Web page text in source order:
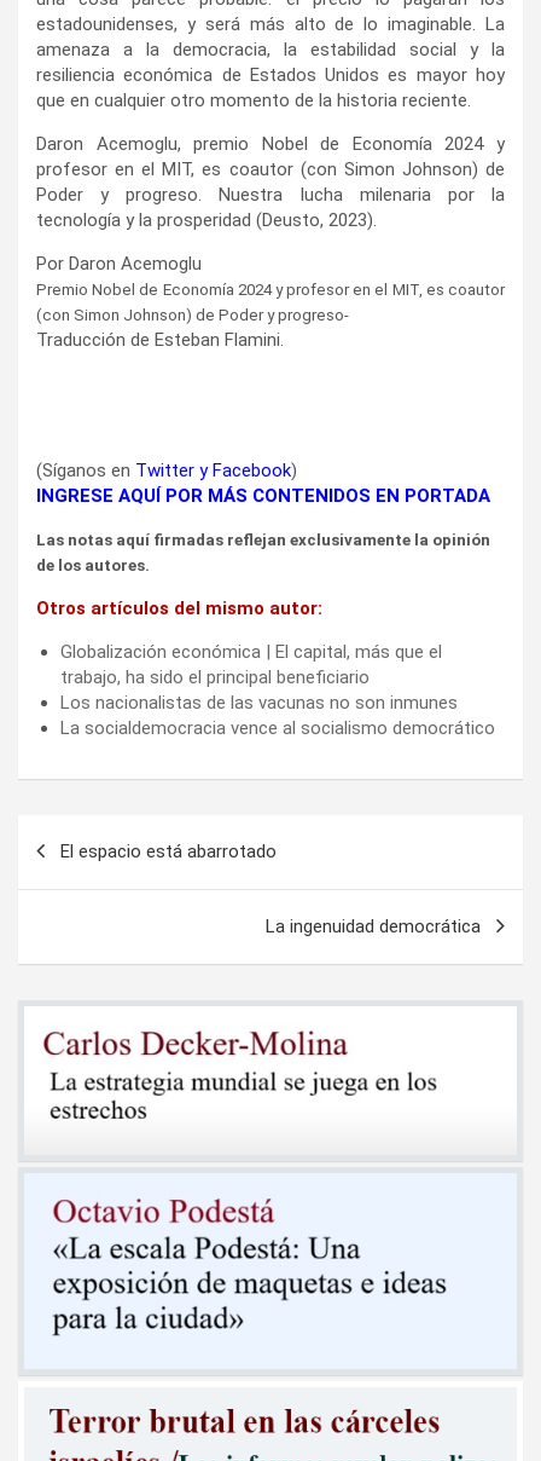
estadounidenses, y será más alto de lo imaginable. La
amenaza a la democracia, la estabilidad social y la
resiliencia económica de Estados Unidos es mayor hoy
que en cualquier otro momento de la historia reciente.
Daron Acemoglu, premio Nobel de Economía 2024 y
profesor en el MIT, es coautor (con Simon Johnson) de
Poder y progreso. Nuestra lucha milenaria por la
tecnología y la prosperidad (Deusto, 2023).
Por Daron Acemoglu
Premio Nobel de Economía 2024 y profesor en el MIT, es coautor
(con Simon Johnson) de Poder y progreso-
Traducción de Esteban Flamini.
(Síganos en Twitter yFacebook)
INGRESE AQUÍ POR MÁS CONTENIDOS EN PORTADA
Las notas aquí firmadas reflejan exclusivamente la opinión
de los autores.
Otros artículos del mismo autor:
Globalización económica | El capital, más que el
trabajo, ha sido el principal beneficiario
Los nacionalistas de las vacunas no son inmunes
La socialdemocracia vence al socialismo democrático
El espacio está abarrotado
La ingenuidad democrática